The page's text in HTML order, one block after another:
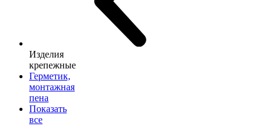
Изделия
крепежные
Герметик,
монтажная
пена
Показать
все